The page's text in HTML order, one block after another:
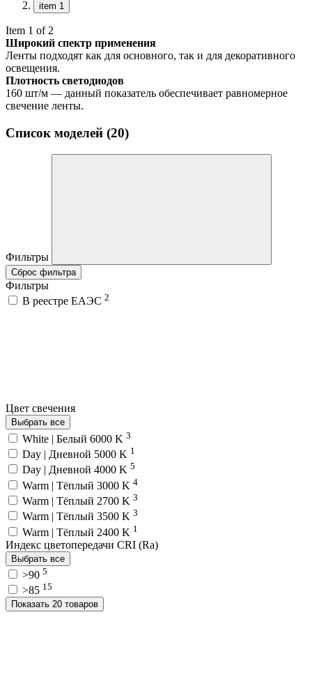
item 1
Item 1 of 2
Широкий спектр применения
Ленты подходят как для основного, так и для декоративного
освещения.
Плотность светодиодов
160 шт/м — данный показатель обеспечивает равномерное
свечение ленты.
Список моделей (20)
Фильтры
Сброс фильтра
Фильтры
В реестре ЕАЭС 2
Цвет свечения
Выбрать все
White | Белый 6000 K 3
Day | Дневной 5000 K 1
Day | Дневной 4000 K 5
Warm | Тёплый 3000 K 4
Warm | Тёплый 2700 K 3
Warm | Тёплый 3500 K 3
Warm | Тёплый 2400 K 1
Индекс цветопередачи CRI (Ra)
Выбрать все
>90 5
>85 15
Показать 20 товаров